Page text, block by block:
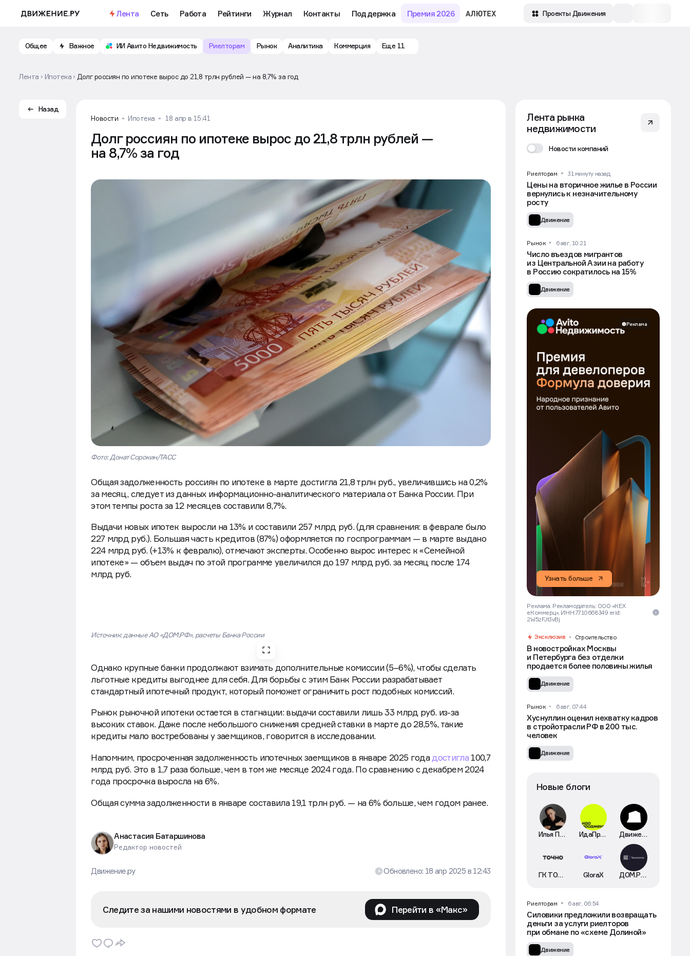
Лента Сеть Работа Рейтинги Журнал Контакты Поддержка Премия 2026 Проекты Движения
Общее Важное ИИ Авито Недвижимость Риелторам Рынок Аналитика Коммерция Еще 11
Лента Ипотека Долг россиян по ипотеке вырос до 21,8 трлн рублей — на 8,7% за год
Назад
Новости
Ипотека 18 апр в 15:41
Долг россиян по ипотеке вырос до 21,8 трлн рублей —
на 8,7% за год
Фото: Донат Сорокин/ТАСС
Общая задолженность россиян по ипотеке в марте достигла 21,8 трлн руб., увеличившись на 0,2%
за месяц, следует из данных информационно-аналитического материала от Банка России. При
этом темпы роста за 12 месяцев составили 8,7%.
Выдачи новых ипотек выросли на 13% и составили 257 млрд руб. (для сравнения: в феврале было
227 млрд руб.). Большая часть кредитов (87%) оформляется по госпрограммам — в марте выдано
224 млрд руб. (+13% к февралю), отмечают эксперты. Особенно вырос интерес к «Семейной
ипотеке» — объем выдач по этой программе увеличился до 197 млрд руб. за месяц после 174
млрд руб.
Источник: данные АО «ДОМ.РФ», расчеты Банка России
льготные кредиты выгоднее для себя. Для борьбы с этим Банк России разрабатывает
стандартный ипотечный продукт, который поможет ограничить рост подобных комиссий.
высоких ставок. Даже после небольшого снижения средней ставки в марте до 28,5%, такие
кредиты мало востребованы у заемщиков, говорится в исследовании.
млрд руб. Это в 1,7 раза больше, чем в том же месяце 2024 года. По сравнению с декабрем 2024
Общая сумма задолженности в январе составила 19,1 трлн руб. — на 6% больше, чем годом ранее.
Анастасия Батаршинова
Обновлено: 12:43
Следите за нашими новостями в удобном формате
Лента рынка
недвижимости
Новости компаний
Риелторам 31 минуту назад
Цены на вторичное жилье в России
вернулись к незначительному
росту
Движение
Рынок 6 авг, 10:21
Число въездов мигрантов
из Центральной Азии на работу
в Россию сократилось на 15%
Движение
Реклама
Узнать больше
Реклама. Рекламодатель: ООО «КЕХ
еКоммерц», ИНН:7710668349 erid:
2W5zFJt3vBj
Эксклюзив Строительство
В новостройках Москвы
и Петербурга без отделки
продается более половины жилья
Движение
Рынок 6 авг, 07:44
Хуснуллин оценил нехватку кадров
в стройотрасли РФ в 200 тыс.
человек
Движение
Новые блоги
Илья Пискулин ИдаПроджект Движение
ГК ТОЧНО GloraX ДОМ.РФ Технологии
Риелторам 6 авг, 06:54
Силовики предложили возвращать
деньги за услуги риелторов
при обмане по «схеме Долиной»
Движение